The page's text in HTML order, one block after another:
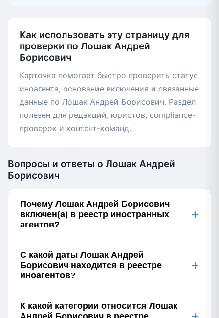
Как использовать эту страницу для
проверки по Лошак Андрей
Борисович
Карточка помогает быстро проверить статус
иноагента, основание включения и связанные
данные по Лошак Андрей Борисович. Раздел
полезен для редакций, юристов, compliance-
проверок и контент-команд.
Вопросы и ответы о Лошак Андрей
Борисович
Почему Лошак Андрей Борисович
включен(а) в реестр иностранных
агентов?
+
С какой даты Лошак Андрей
Борисович находится в реестре
иноагентов?
+
К какой категории относится Лошак
Андрей Борисович в реестре